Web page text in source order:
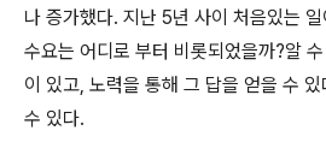
나 증가했다. 지난 5년 사이 처음있는
수요는 어디로 부터 비롯되었을까?알
이 있고, 노력을 통해 그 답을 얻을 수
수 있다.